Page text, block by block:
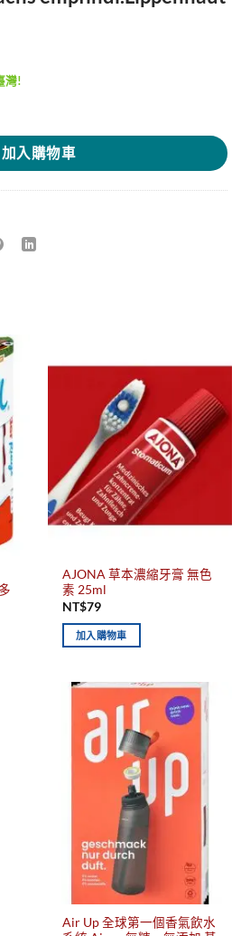
灣!
empfindl.Lippenhaut 數量
加入購物車
AJONA 草本濃縮牙膏 無色
素 25ml
NT$79
加入購物車
Air Up 全球第一個香氣飲水